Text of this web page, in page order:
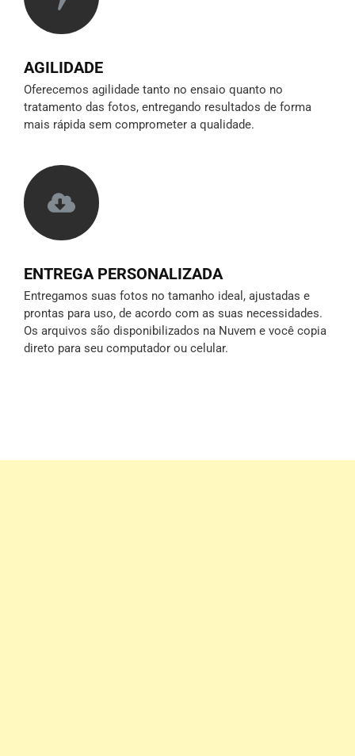
AGILIDADE
Oferecemos agilidade tanto no ensaio quanto no
tratamento das fotos, entregando resultados de forma
mais rápida sem comprometer a qualidade.
ENTREGA PERSONALIZADA
Entregamos suas fotos no tamanho ideal, ajustadas e
prontas para uso, de acordo com as suas necessidades.
Os arquivos são disponibilizados na Nuvem e você copia
direto para seu computador ou celular.